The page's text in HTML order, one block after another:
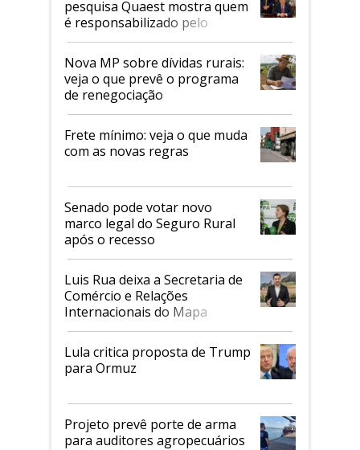
pesquisa Quaest mostra quem
é responsabilizado pelo
tarifaço dos EUA
Nova MP sobre dívidas rurais:
veja o que prevê o programa
de renegociação
Frete mínimo: veja o que muda
com as novas regras
Senado pode votar novo
marco legal do Seguro Rural
após o recesso
Luis Rua deixa a Secretaria de
Comércio e Relações
Internacionais do Mapa
Lula critica proposta de Trump
para Ormuz
Projeto prevê porte de arma
para auditores agropecuários